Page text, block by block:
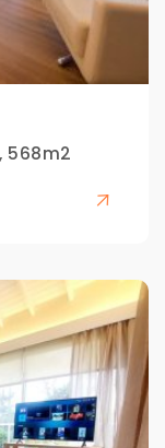
568m2